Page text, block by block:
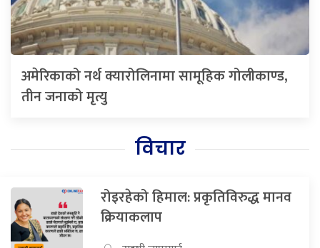
अमेरिकाको नर्थ क्यारोलिनामा सामूहिक गोलीकाण्ड,
तीन जनाको मृत्यु
विचार
रोइरहेको हिमाल: प्रकृतिविरुद्ध मानव
क्रियाकलाप